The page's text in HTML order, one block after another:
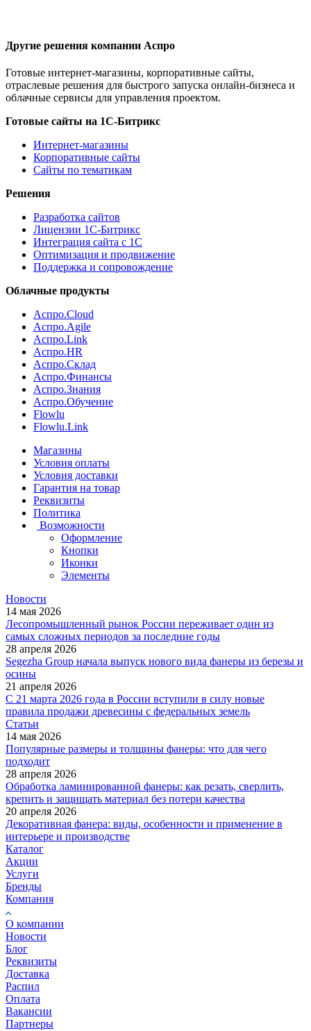
Другие решения компании Аспро
Готовые интернет-магазины, корпоративные сайты,
отраслевые решения для быстрого запуска онлайн-бизнеса и
облачные сервисы для управления проектом.
Готовые сайты на 1С-Битрикс
Интернет-магазины
Корпоративные сайты
Сайты по тематикам
Решения
Разработка сайтов
Лицензии 1С-Битрикс
Интеграция сайта с 1С
Оптимизация и продвижение
Поддержка и сопровождение
Облачные продукты
Аспро.Cloud
Аспро.Agile
Аспро.Link
Аспро.HR
Аспро.Склад
Аспро.Финансы
Аспро.Знания
Аспро.Обучение
Flowlu
Flowlu.Link
Магазины
Условия оплаты
Условия доставки
Гарантия на товар
Реквизиты
Политика
Возможности
Оформление
Кнопки
Иконки
Элементы
Новости
14 мая 2026
Лесопромышленный рынок России переживает один из
самых сложных периодов за последние годы
28 апреля 2026
Segezha Group начала выпуск нового вида фанеры из березы и
осины
21 апреля 2026
С 21 марта 2026 года в России вступили в силу новые
правила продажи древесины с федеральных земель
Статьи
14 мая 2026
Популярные размеры и толщины фанеры: что для чего
подходит
28 апреля 2026
Обработка ламинированной фанеры: как резать, сверлить,
крепить и защищать материал без потери качества
20 апреля 2026
Декоративная фанера: виды, особенности и применение в
интерьере и производстве
Каталог
Акции
Услуги
Бренды
Компания
О компании
Новости
Блог
Реквизиты
Доставка
Распил
Оплата
Вакансии
Партнеры